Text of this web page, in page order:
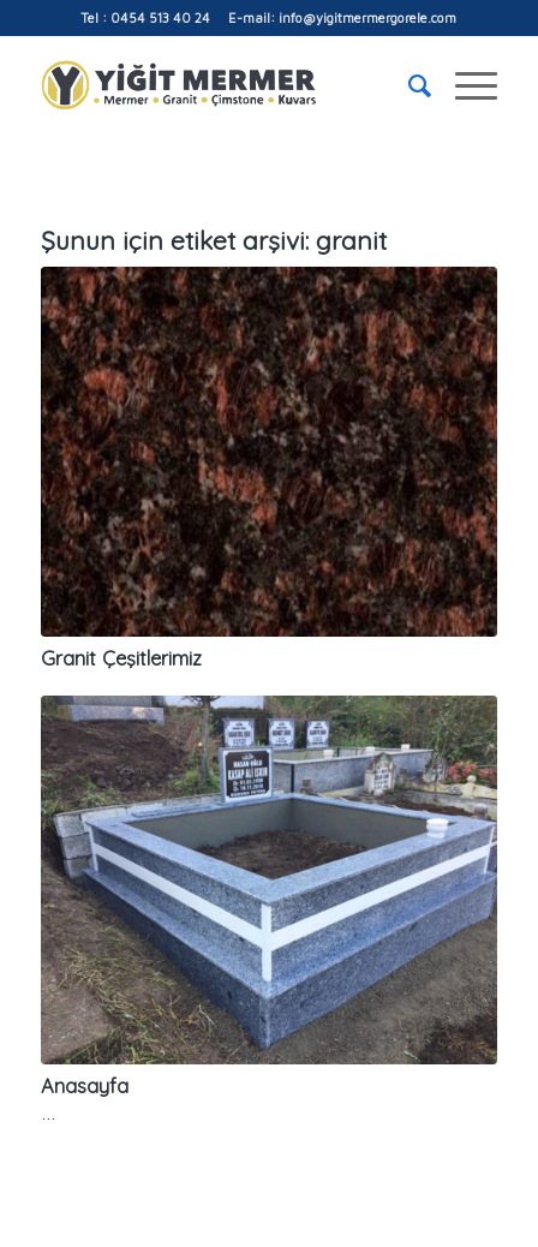
Tel : 0454 513 40 24 E-mail: info@yigitmermergorele.com
Şunun için etiket arşivi: granit
Granit Çeşitlerimiz
Anasayfa
…